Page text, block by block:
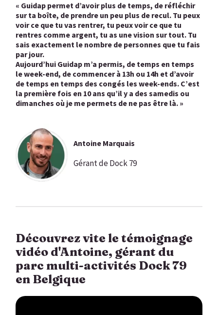
« Guidap permet d’avoir plus de temps, de réfléchir
sur ta boîte, de prendre un peu plus de recul. Tu peux
voir ce que tu vas rentrer, tu peux voir ce que tu
rentres comme argent, tu as une vision sur tout. Tu
sais exactement le nombre de personnes que tu fais
par jour.
Aujourd’hui Guidap m’a permis, de temps en temps
le week-end, de commencer à 13h ou 14h et d’avoir
de temps en temps des congés les week-ends. C’est
la première fois en 10 ans qu’il y a des samedis ou
dimanches où je me permets de ne pas être là. »
Antoine Marquais
Gérant de Dock 79
Découvrez vite le témoignage
vidéo d'Antoine, gérant du
parc multi-activités Dock 79
en Belgique